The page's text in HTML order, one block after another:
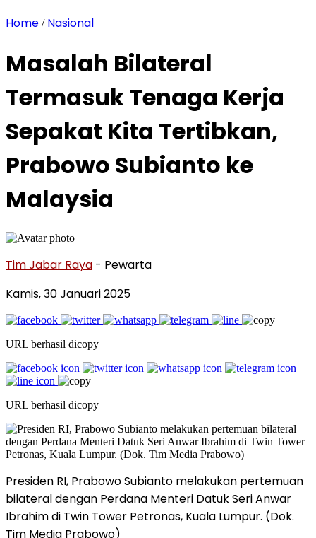
Home / Nasional
Masalah Bilateral
Termasuk Tenaga Kerja
Sepakat Kita Tertibkan,
Prabowo Subianto ke
Malaysia
Tim Jabar Raya - Pewarta
Kamis, 30 Januari 2025
URL berhasil dicopy
URL berhasil dicopy
Presiden RI, Prabowo Subianto melakukan pertemuan
bilateral dengan Perdana Menteri Datuk Seri Anwar
Ibrahim di Twin Tower Petronas, Kuala Lumpur. (Dok.
Tim Media Prabowo)